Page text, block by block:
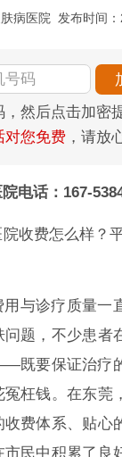
病医院 发布时间
然后点击加密
对您免费 ，请放
电话：167-
收费怎么样？
与诊疗质量一
题，不少患者
既要保证治疗
枉钱。在东莞
费体系、贴心
民中积累了良